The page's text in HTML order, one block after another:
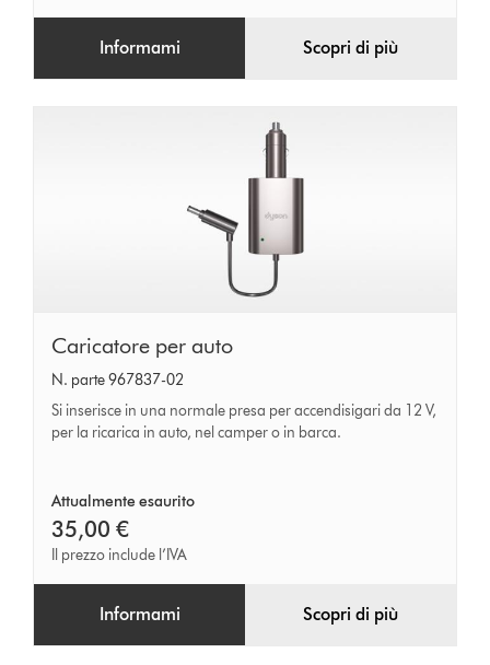
Informami Scopri di più
Caricatore
per
auto
Caricatore per auto
N. parte 967837-02
Si inserisce in una normale presa per accendisigari da 12 V,
per la ricarica in auto, nel camper o in barca.
Attualmente esaurito
35,00 €
Il prezzo include l’IVA
Informami Scopri di più